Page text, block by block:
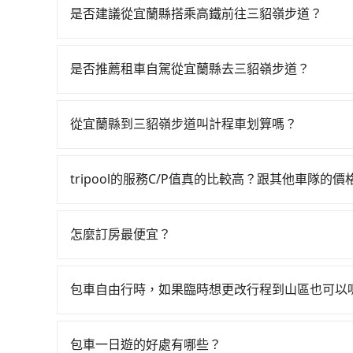
到府接送，機場、通勤共乘、大型活動接送都適合！
是否建議從宜蘭縣搭乘高鐵前往三貂嶺步道？
然一天最多時有101班車次，從最早06:15到22:50
人票價40元，再用15分鐘出站、等待車站前排班
雙北大城市的100倍。縱使幸運攔到一輛小黃了，
約tripool！
是否推薦租車自駕從宜蘭縣去三貂嶺步道？
天就要來回，那在宜蘭路邊可隨租隨借的iRent應
時40元路邊停車費用預估進去，但額外的汽車保
的車門仍未被修理，每一次租車都好像在開樂透
點仍有段距離，在遇到下雨天或者載行李時，就顯
從宜蘭縣到三貂嶺步道叫計程車划算嗎？
到車，也可考慮打電話至附近的計程車隊，如昌
區，計程車不會在路上巡迴找客人。它們通常只
人數超過四位時，叫兩輛計程車的費用就貴了，
tripool的服務C/P值真的比較高？跟其他車隊的價
的台灣大車隊、大都會、LINE Taxi、Uber，機
是絕大多數乘客出行的最佳選擇。
怎麼訂房最便宜？
區、價位、人數、特殊需求來搜尋適合的旅店與
就完成，事先不用電話確認空房，事後也不用告
包車自由行時，如果臨時想更改行程到山區也可以
額外的費用收取。但是，這些費用會在您下訂單
包車一日遊的好處有哪些？